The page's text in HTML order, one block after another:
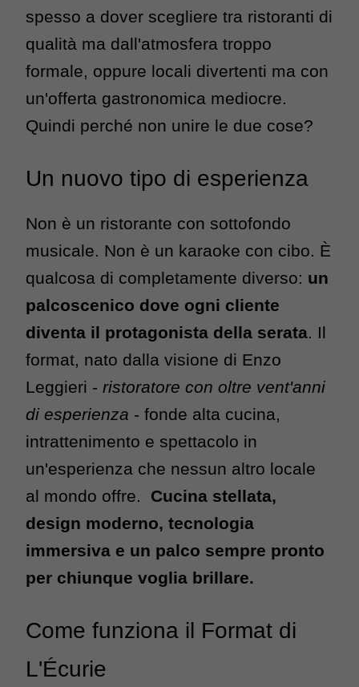
spesso a dover scegliere tra ristoranti di
qualità ma dall'atmosfera troppo
formale, oppure locali divertenti ma con
Quindi perché non unire le due cose?
Un nuovo tipo di esperienza
Non è un ristorante con sottofondo
musicale. Non è un karaoke con cibo. È
qualcosa di completamente diverso: un
palcoscenico dove ogni cliente
diventa il protagonista della serata. Il
format, nato dalla visione di Enzo
Leggieri - ristoratore con oltre vent'anni
di esperienza - fonde alta cucina,
intrattenimento e spettacolo in
un'esperienza che nessun altro locale
al mondo offre. Cucina stellata,
design moderno, tecnologia
immersiva e un palco sempre pronto
per chiunque voglia brillare.
Come funziona il Format di
L'Écurie